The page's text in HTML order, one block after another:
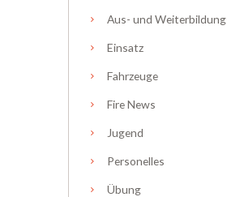
Aus- und Weiterbildung
Einsatz
Fahrzeuge
Fire News
Jugend
Personelles
Übung